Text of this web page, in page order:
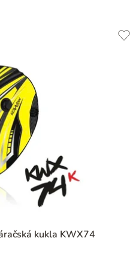
kukla KWX74
hodnotenie